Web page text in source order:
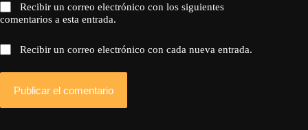
Recibir un correo electrónico con los siguientes
comentarios a esta entrada.
Recibir un correo electrónico con cada nueva entrada.
Publicar el comentario